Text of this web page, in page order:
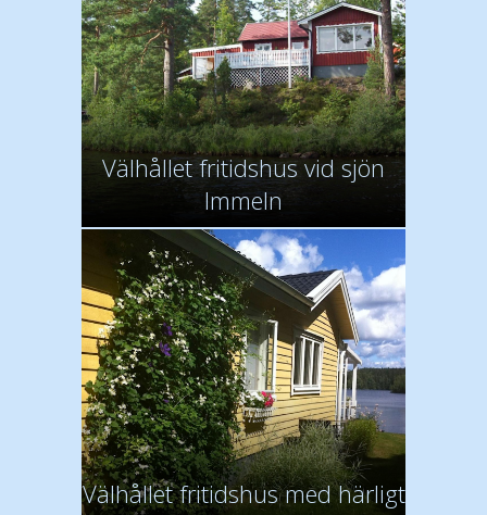
Välhållet fritidshus vid sjön
Immeln
Välhållet fritidshus med härligt